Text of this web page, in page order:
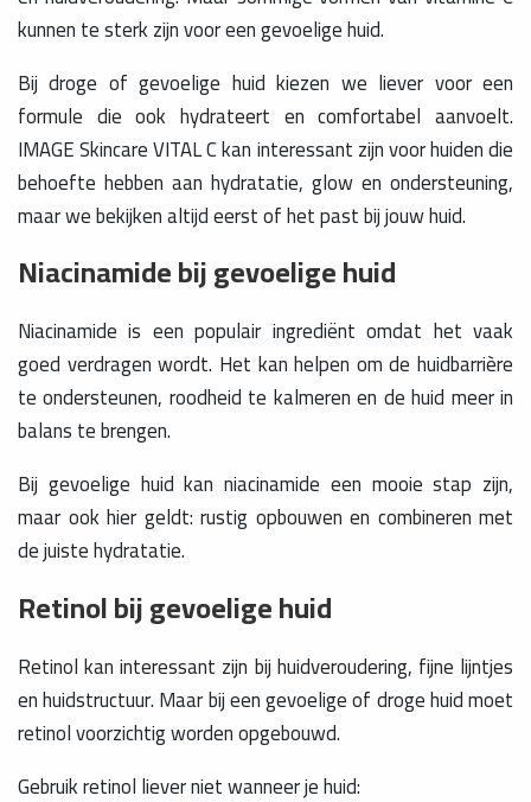
kunnen te sterk zijn voor een gevoelige huid.
Bij droge of gevoelige huid kiezen we liever voor een
formule die ook hydrateert en comfortabel aanvoelt.
IMAGE Skincare VITAL C kan interessant zijn voor huiden die
behoefte hebben aan hydratatie, glow en ondersteuning,
maar we bekijken altijd eerst of het past bij jouw huid.
Niacinamide bij gevoelige huid
Niacinamide is een populair ingrediënt omdat het vaak
goed verdragen wordt. Het kan helpen om de huidbarrière
te ondersteunen, roodheid te kalmeren en de huid meer in
balans te brengen.
Bij gevoelige huid kan niacinamide een mooie stap zijn,
maar ook hier geldt: rustig opbouwen en combineren met
de juiste hydratatie.
Retinol bij gevoelige huid
Retinol kan interessant zijn bij huidveroudering, fijne lijntjes
en huidstructuur. Maar bij een gevoelige of droge huid moet
retinol voorzichtig worden opgebouwd.
Gebruik retinol liever niet wanneer je huid: